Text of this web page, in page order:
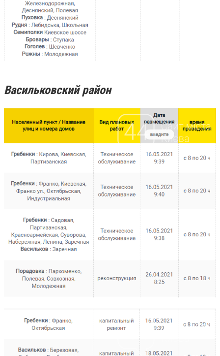
Васильковский район